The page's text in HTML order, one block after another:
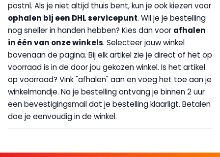
postnl. Als je niet altijd thuis bent, kun je ook kiezen voor
ophalen bij een DHL servicepunt. Wil je je bestelling
nog sneller in handen hebben? Kies dan voor afhalen
in één van onze winkels. Selecteer jouw winkel
bovenaan de pagina. Bij elk artikel zie je direct of het op
voorraad is in de door jou gekozen winkel. Is het artikel
op voorraad? Vink "afhalen" aan en voeg het toe aan je
winkelmandje. Na je bestelling ontvang je binnen 2 uur
een bevestigingsmail dat je bestelling klaarligt. Betalen
doe je eenvoudig in de winkel.